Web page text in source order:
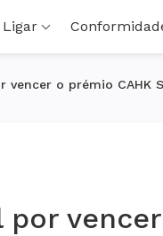
Ligar
vencer o prémio CAHK